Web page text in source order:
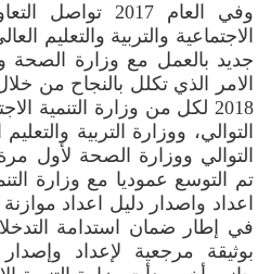
وفي العام 2017
الاجتماعية والتربية والتعليم
جديد بالعمل مع وزارة الصحة
الامر الذي تكلل بالنجاح من
2018 لكل من وزارة التنمية
التوالي، ووزارة التربية
التوالي ووزارة الصحة لأول
تم التوسع عموديا مع وزارة
اعداد واصدار دليل اعداد
في إطار ضمان استدامة
بوثيقة مرجعية لإعداد